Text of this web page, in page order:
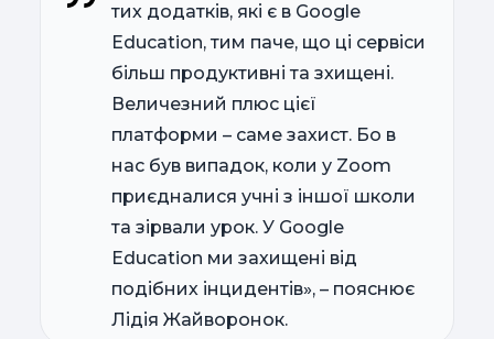
тих додатків, які є в Google
Education, тим паче, що ці сервіси
більш продуктивні та зхищені.
Величезний плюс цієї
платформи – саме захист. Бо в
нас був випадок, коли у Zoom
приєдналися учні з іншої школи
та зірвали урок. У Google
Education ми захищені від
подібних інцидентів», – пояснює
Лідія Жайворонок.